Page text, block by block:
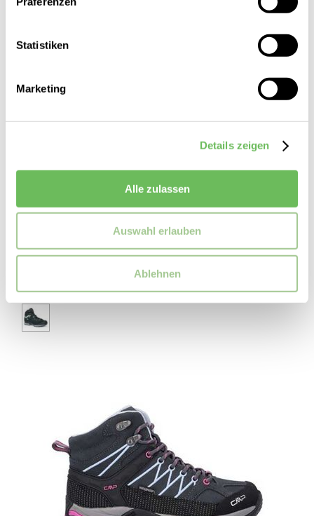
Statistiken
Marketing
Details zeigen
Alle zulassen
Auswahl erlauben
Ablehnen
Damen Wanderschuhe hoch Tatra Light Bunion GTX